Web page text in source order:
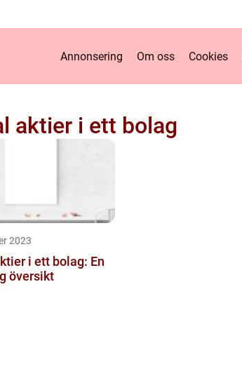
Annonsering Om oss Cookies
aktier i ett bolag
2023
i ett bolag: En
översikt